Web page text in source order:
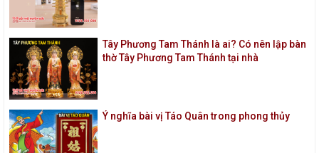
Tây Phương Tam Thánh là ai? Có nên lập bàn
thờ Tây Phương Tam Thánh tại nhà
Ý nghĩa bài vị Táo Quân trong phong thủy